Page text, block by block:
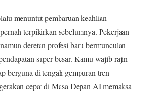
menuntut pembaruan keahlian
terpikirkan sebelumnya. Pekerjaan
deretan profesi baru bermunculan
super besar. Kamu wajib rajin
berguna di tengah gempuran tren
cepat di Masa Depan AI memaksa